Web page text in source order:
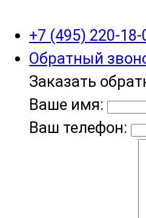
+7 (495) 220-18-
Обратный
Заказать
Ваше имя:
Ваш телефон: